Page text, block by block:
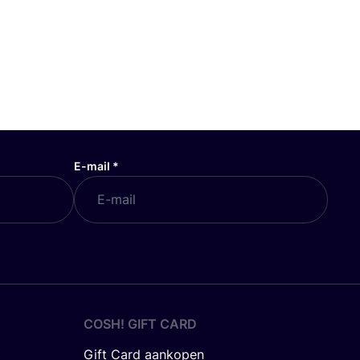
E-mail *
COSH! GIFT CARD
Gift Card aankopen